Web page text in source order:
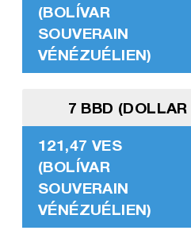
(BOLÍVAR
SOUVERAIN
VÉNÉZUÉLIEN)
7 BBD
121,47 VES
(BOLÍVAR
SOUVERAIN
VÉNÉZUÉLIEN)